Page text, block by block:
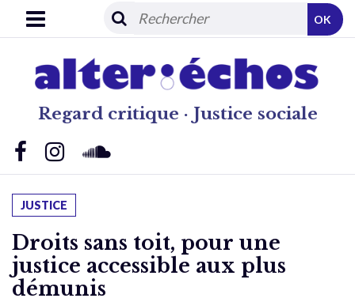
Regard critique · Justice sociale
OK
JUSTICE
Droits sans toit, pour une
justice accessible aux plus
démunis